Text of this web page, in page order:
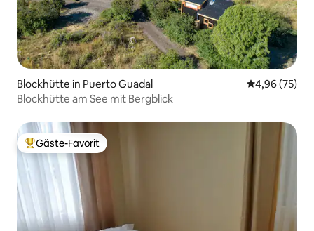
Blockhütte in Puerto Guadal
4,96 (75)
Blockhütte am See mit Bergblick
Beliebter Gäste-Favorit.
Gäste-Favorit